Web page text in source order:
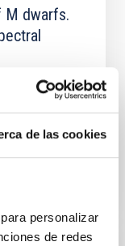
de las cookies
personalizar
de redes
M dwarfs.
the search for
has grown